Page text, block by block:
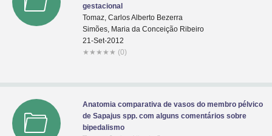
gestacional
Tomaz, Carlos Alberto Bezerra
Simões, Maria da Conceição Ribeiro
21-Set-2012
★ ★ ★ ★ ★ (0)
Anatomia comparativa de vasos do membro pélvico
de Sapajus spp. com alguns comentários sobre
bipedalismo